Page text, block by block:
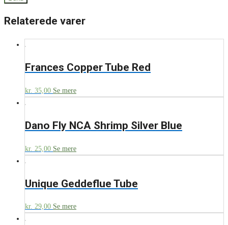
Relaterede varer
Frances Copper Tube Red
kr. 35,00 Se mere
Dano Fly NCA Shrimp Silver Blue
kr. 25,00 Se mere
Unique Geddeflue Tube
kr. 29,00 Se mere